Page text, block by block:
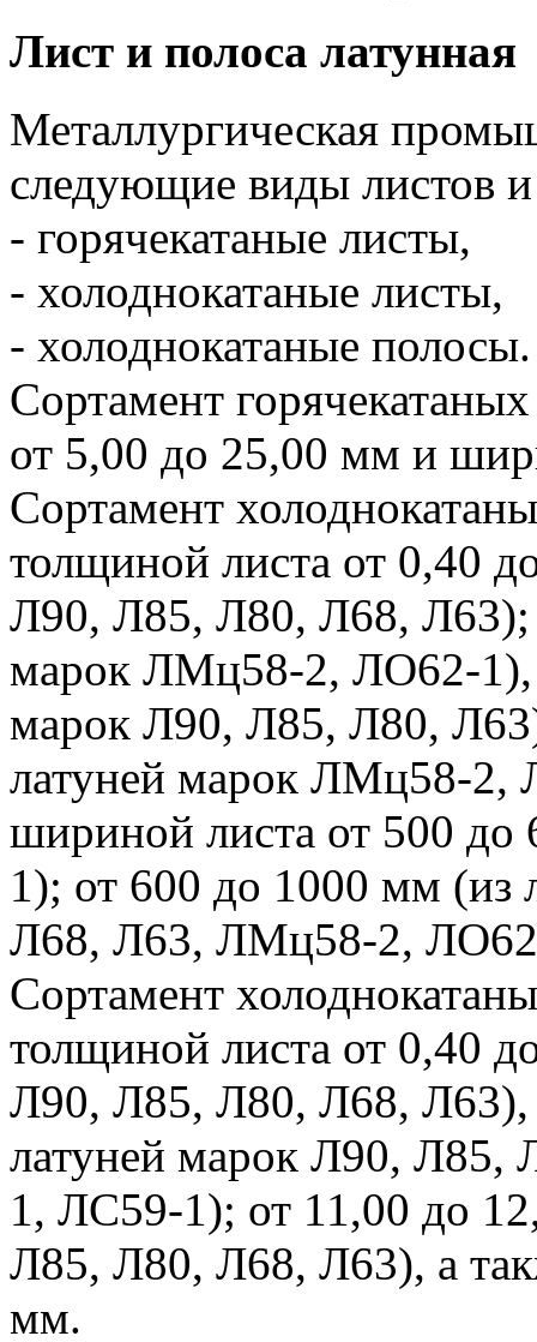
Лист и полоса латунная
Металлургическая
следующие виды листов
- горячекатаные листы,
- холоднокатаные листы,
- холоднокатаные полосы.
Сортамент
от 5,00 до 25,00 мм и
Сортамент
толщиной листа от 0,40
Л90, Л85, Л80, Л68, Л63);
марок ЛМц58-2, ЛО62-1),
марок Л90, Л85, Л80,
латуней марок ЛМц58-2,
шириной листа от 500
1); от 600 до 1000 мм
Л68, Л63, ЛМц58-2,
Сортамент
толщиной листа от 0,40
Л90, Л85, Л80, Л68, Л63),
латуней марок Л90,
1, ЛС59-1); от 11,00 до
Л85, Л80, Л68, Л63), а
мм.